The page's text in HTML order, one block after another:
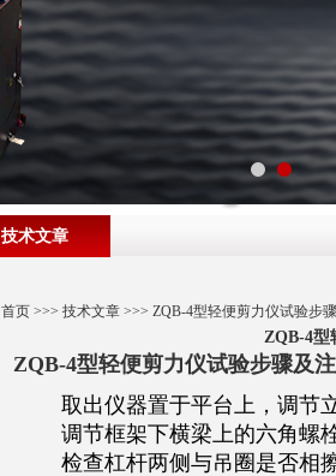
技术文章
首页>>> 技术文章>>> ZQB-4型轻便剪力仪试验步
ZQB-4型
ZQB-4型轻便剪力仪试验步骤及
取出仪器置于平台上，调节
调节框架下横梁上的六角螺
检查杠杆两侧与吊圈是否相